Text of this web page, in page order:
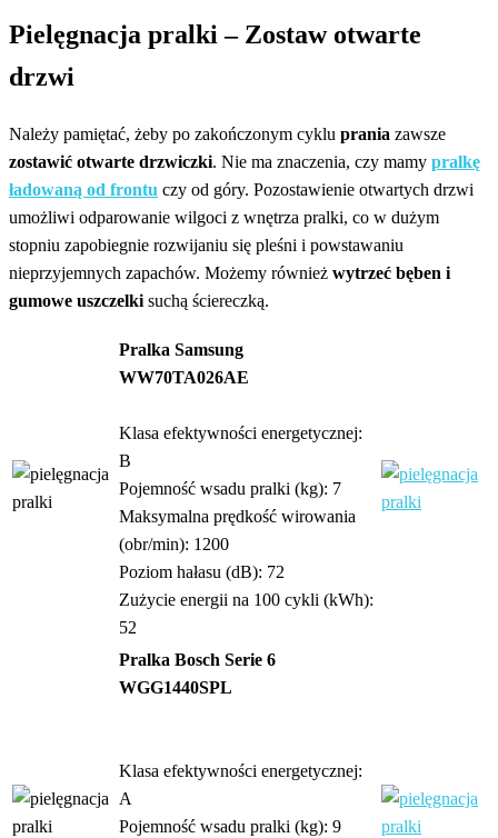
Pielęgnacja pralki – Zostaw otwarte
drzwi
Należy pamiętać, żeby po zakończonym cyklu prania zawsze
zostawić otwarte drzwiczki. Nie ma znaczenia, czy mamy pralkę
ładowaną od frontu czy od góry. Pozostawienie otwartych drzwi
umożliwi odparowanie wilgoci z wnętrza pralki, co w dużym
stopniu zapobiegnie rozwijaniu się pleśni i powstawaniu
nieprzyjemnych zapachów. Możemy również wytrzeć bęben i
gumowe uszczelki suchą ściereczką.
Pralka Samsung
WW70TA026AE
Klasa efektywności energetycznej:
B
Pojemność wsadu pralki (kg): 7
Maksymalna prędkość wirowania
(obr/min): 1200
Poziom hałasu (dB): 72
Zużycie energii na 100 cykli (kWh):
52
Pralka Bosch Serie 6
WGG1440SPL
Klasa efektywności energetycznej:
A
Pojemność wsadu pralki (kg): 9